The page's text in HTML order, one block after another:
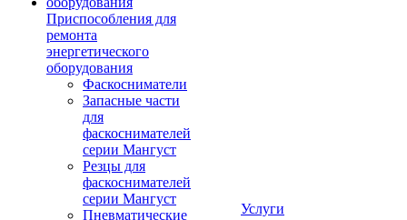
Приспособления для
ремонта
энергетического
оборудования
Фаскосниматели
Запасные части
для
фаскоснимателей
серии Мангуст
Резцы для
фаскоснимателей
серии Мангуст
Пневматические
Услуги